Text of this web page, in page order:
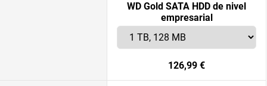
WD Gold SATA HDD de nivel
empresarial
126,99 €